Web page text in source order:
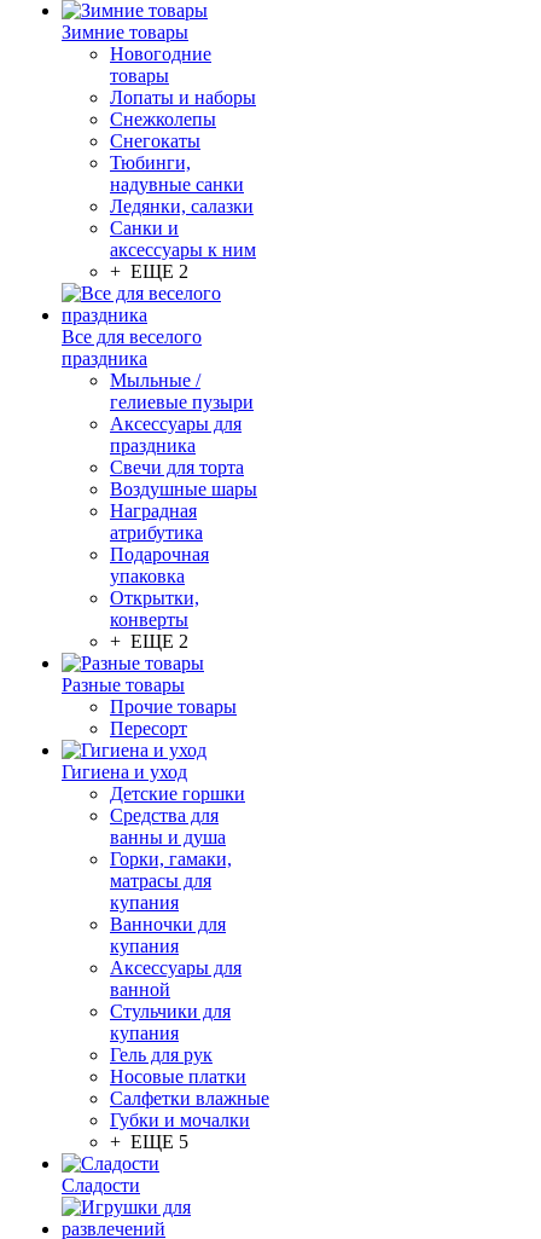
Зимние товары
Новогодние
товары
Лопаты и наборы
Снежколепы
Снегокаты
Тюбинги,
надувные санки
Ледянки, салазки
Санки и
аксессуары к ним
+ ЕЩЕ 2
Все для веселого
праздника
Мыльные /
гелиевые пузыри
Аксессуары для
праздника
Свечи для торта
Воздушные шары
Наградная
атрибутика
Подарочная
упаковка
Открытки,
конверты
+ ЕЩЕ 2
Разные товары
Прочие товары
Пересорт
Гигиена и уход
Детские горшки
Средства для
ванны и душа
Горки, гамаки,
матрасы для
купания
Ванночки для
купания
Аксессуары для
ванной
Стульчики для
купания
Гель для рук
Носовые платки
Салфетки влажные
Губки и мочалки
+ ЕЩЕ 5
Сладости